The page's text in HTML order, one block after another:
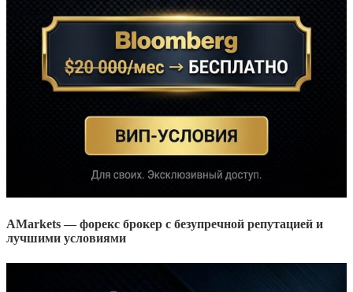
AMarkets — форекс брокер с безупречной репутацией и
лучшими условиями